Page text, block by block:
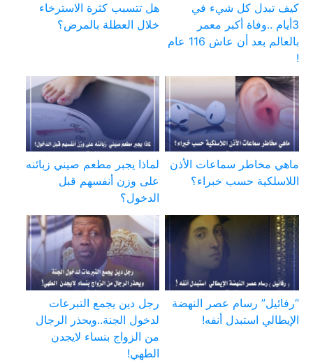
كيف تبدل كل شيء في
3أيام ..وفاة أكبر معمر
بالعالم بعد أن عاش 116 عام
!
هل تتسبب كثرة الاسترخاء
خلال العطلة بالمرض؟
ماهي مخاطر سماعات الأذن
اللاسلكية حسب خبراء؟
لماذا يجبر مطعم صيني زبائنه
على وزن أنفسهم قبل
الدخول؟
“رفائيل” رسام عصر النهضة
الإيطالي استبدل أنفه!
رجل دين يجمع التبرعات
لدخول الجنة..ويحذر الرجال
من الزواج بنساء لايجدن
الطهي!